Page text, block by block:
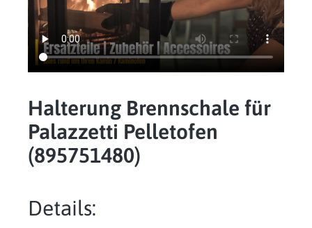
Halterung Brennschale für
Palazzetti Pelletofen
(895751480)
Details: